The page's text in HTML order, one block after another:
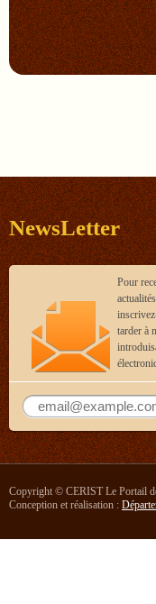
NewsLetter
Pour
tarder à
Copyright © CERIST Le Portail
Conception et réalisation :